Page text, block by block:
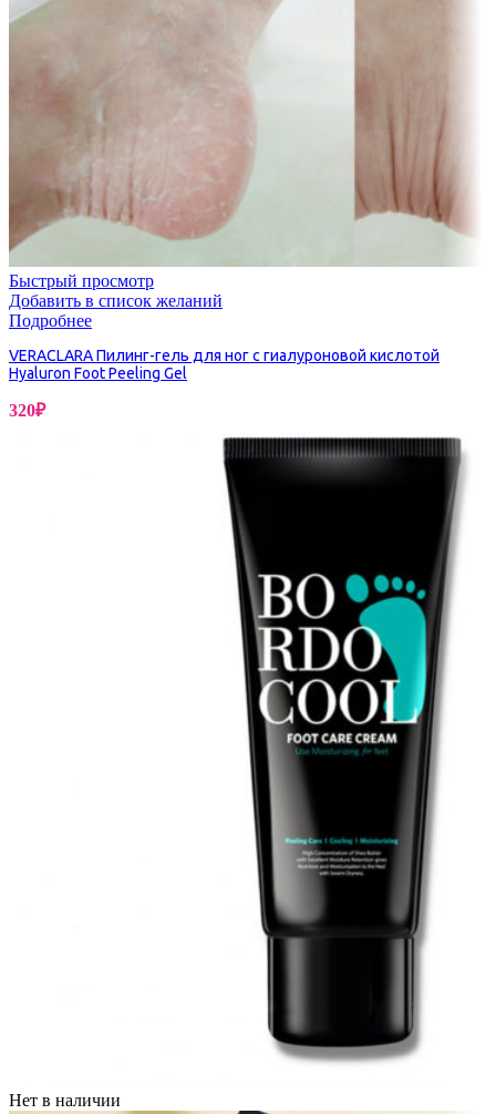
Быстрый просмотр
Добавить в список желаний
Подробнее
VERACLARA Пилинг-гель для ног с гиалуроновой кислотой
Hyaluron Foot Peeling Gel
320₽
Нет в наличии